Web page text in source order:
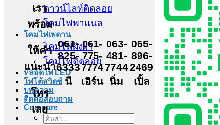
ดาวน์ไลท์ติดลอย
โคมไฟพาแนล
โคมไฟเพดาน
โคมไฟฝังฝ้า
โคมไฟติดลอย
หลอดไฟ LED
โฟโต้สวิตช์
บทความ
ติดต่อสอบถาม
Compare
ค้นหา:
เรา
พร้อม
ให้คำ
แนะนำ
โทร
เลย
061-
825-
6333
นี
061-
775-
7774
เอิร์น
063-
481-
7744
นิ่ม
065-
896-
2469
เปิ้ล